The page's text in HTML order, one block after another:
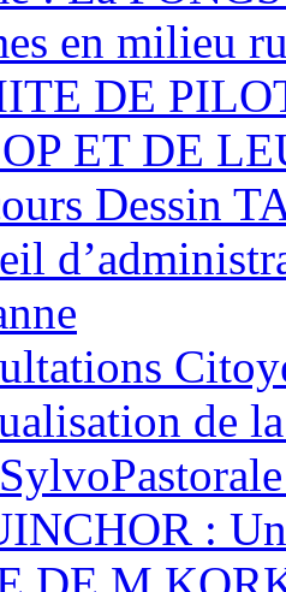
en milieu
DE
ET DE
Dessin
de
: